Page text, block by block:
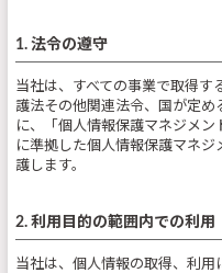
1. 法令の遵守
当社は、すべての事業で取得す
護法その他関連法令、国が定め
に、「個人情報保護マネジメン
に準拠した個人情報保護マネ
護します。
2. 利用目的の範囲内での利用
当社は、個人情報の取得、利用